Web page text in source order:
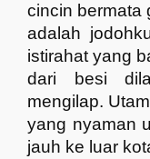
cincin bermata
adalah
istirahat yang
dari besi
mengilap.
yang nyaman
jauh ke luar